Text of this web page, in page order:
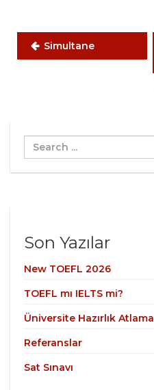
Simultane
Search
...
Son Yazılar
New TOEFL 2026
TOEFL mı IELTS mi?
Üniversite Hazırlık Atlama
Referanslar
Sat Sınavı